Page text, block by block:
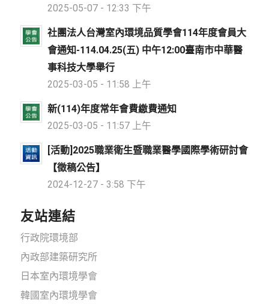
2025-05-07 - 12:33 下午
社團法人台灣室內環境品質學會114年度會員大
會通知-114.04.25(五) 中午12:00臺南市中華醫
事科技大學舉行
2025-03-05 - 11:58 上午
新(114)年度常年會費繳費通知
2025-03-05 - 11:57 上午
[活動]2025職業衛生暨職業醫學國際學術研討會
【徵稿公告】
2024-12-27 - 3:58 下午
友站連結
行政院環境部
內政部建築研究所
日本室內環境學會
韓國室內環境學會